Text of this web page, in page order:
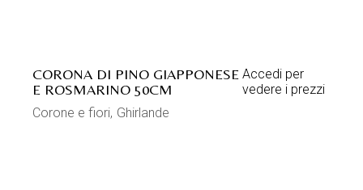
CORONA DI PINO GIAPPONESE
E ROSMARINO 50CM
Accedi per
vedere i prezzi
Corone e fiori Ghirlande